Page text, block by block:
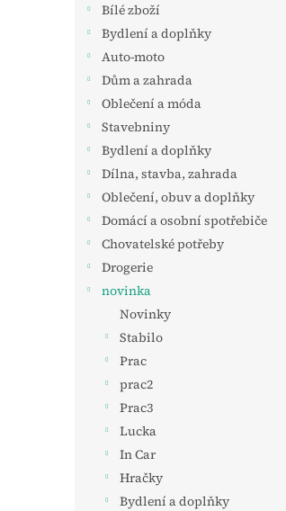
Bílé zboží
Bydlení a doplňky
Auto-moto
Dům a zahrada
Oblečení a móda
Stavebniny
Bydlení a doplňky
Dílna, stavba, zahrada
Oblečení, obuv a doplňky
Domácí a osobní spotřebiče
Chovatelské potřeby
Drogerie
novinka
Novinky
Stabilo
Prac
prac2
Prac3
Lucka
In Car
Hračky
Bydlení a doplňky